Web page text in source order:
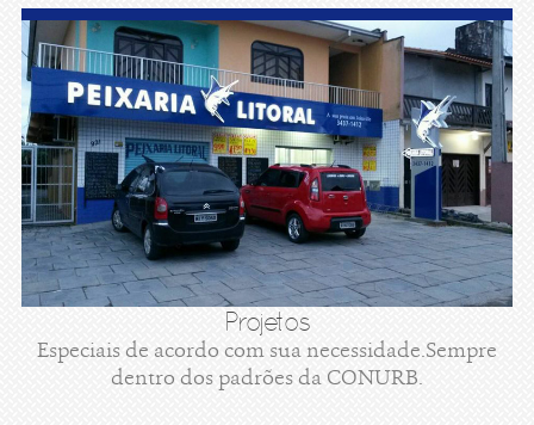
Projetos
Especiais de acordo com sua necessidade.Sempre
dentro dos padrões da CONURB.